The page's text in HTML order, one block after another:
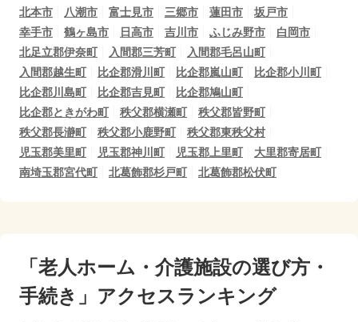
北本市
八潮市 富士見市 三郷市 蓮田市
坂戸市
幸手市
鶴ヶ島市 日高市 吉川市 ふじみ野市
白岡市
北足立郡伊奈町
入間郡三芳町
入間郡毛呂山町
入間郡越生町
比企郡滑川町 比企郡嵐山町
比企郡小川町
比企郡川島町
比企郡吉見町
比企郡鳩山町
比企郡ときがわ町
秩父郡横瀬町
秩父郡皆野町
秩父郡長瀞町
秩父郡小鹿野町
秩父郡東秩父村
児玉郡美里町
児玉郡神川町 児玉郡上里町
大里郡寄居町
南埼玉郡宮代町
北葛飾郡杉戸町 北葛飾郡松伏町
「老人ホーム・介護施設の選び方・
手続き」アクセスランキング